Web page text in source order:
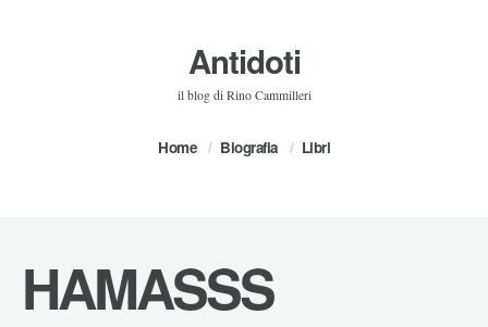
Antidoti
il blog di Rino Cammilleri
Home Biografia Libri
HAMASSS